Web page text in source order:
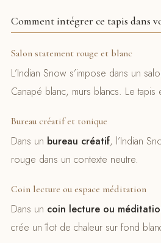
Comment intégrer ce tapis dans
Salon statement rouge et blanc
L’Indian Snow s’impose dans un
Canapé blanc, murs blancs. Le
Bureau créatif et tonique
Dans un bureau créatif, l’Indian
rouge dans un contexte neutre.
Coin lecture ou espace méditation
Dans un coin lecture ou
crée un îlot de chaleur sur fond